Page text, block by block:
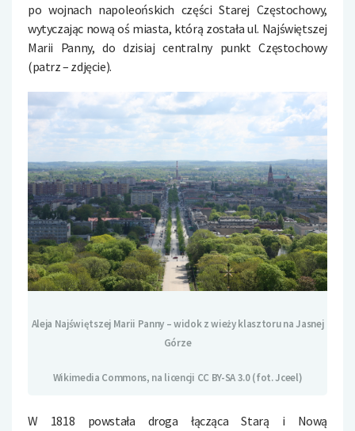
po wojnach napoleońskich części Starej Częstochowy,
wytyczając nową oś miasta, którą została ul. Najświętszej
Marii Panny, do dzisiaj centralny punkt Częstochowy
(patrz – zdjęcie).
Aleja Najświętszej Marii Panny – widok z wieży klasztoru na Jasnej
Górze
Wikimedia Commons, na licencji CC BY-SA 3.0 (fot. Jceel)
W 1818 powstała droga łącząca Starą i Nową